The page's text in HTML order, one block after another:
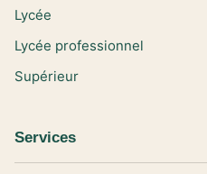
Lycée
Lycée professionnel
Supérieur
Services